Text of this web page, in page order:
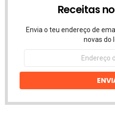
Receitas
Envia o teu endereço de
novas do
Endereço
email